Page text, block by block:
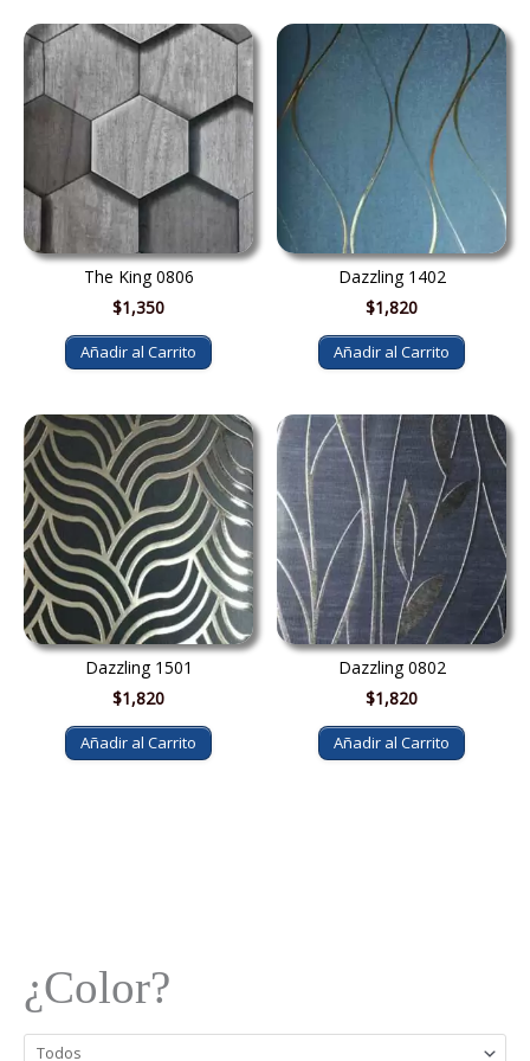
¿Color?
The King 0806
$1,350
Añadir al Carrito
Dazzling 1402
$1,820
Añadir al Carrito
Dazzling 1501
$1,820
Añadir al Carrito
Dazzling 0802
$1,820
Añadir al Carrito